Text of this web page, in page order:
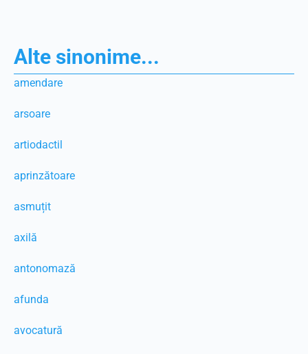
Alte sinonime...
amendare
arsoare
artiodactil
aprinzătoare
asmuțit
axilă
antonomază
afunda
avocatură